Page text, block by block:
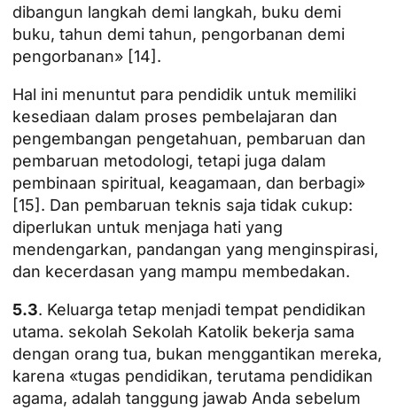
dibangun langkah demi langkah, buku demi
buku, tahun demi tahun, pengorbanan demi
pengorbanan» [14].
Hal ini menuntut para pendidik untuk memiliki
kesediaan dalam proses pembelajaran dan
pengembangan pengetahuan, pembaruan dan
pembaruan metodologi, tetapi juga dalam
pembinaan spiritual, keagamaan, dan berbagi»
[15]. Dan pembaruan teknis saja tidak cukup:
diperlukan untuk menjaga hati yang
mendengarkan, pandangan yang menginspirasi,
dan kecerdasan yang mampu membedakan.
5.3. Keluarga tetap menjadi tempat pendidikan
utama. sekolah Sekolah Katolik bekerja sama
dengan orang tua, bukan menggantikan mereka,
karena «tugas pendidikan, terutama pendidikan
agama, adalah tanggung jawab Anda sebelum